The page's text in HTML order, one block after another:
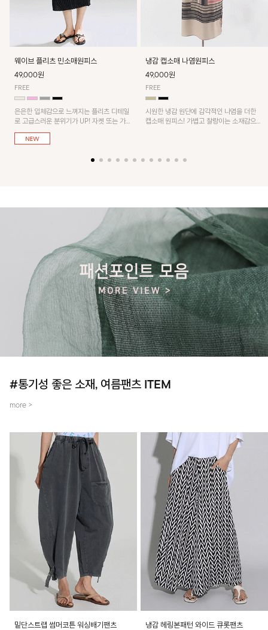
웨이브 플리츠 민소매원피스
49,000원
FREE
은은한 입체감으로 느껴지는 플리츠 디테일
로 고급스러운 분위기가 UP! 자켓 또는 가디
건과 같이 매치해도 잘 어울린답니다!
냉감 캡소매 나염원피스
49,000원
FREE
시원한 냉감 원단에 감각적인 나염을 더한
캡소매 원피스! 가볍고 찰랑이는 소재감으로
#통기성 좋은 소재, 여름팬츠 ITEM
more >
밑단스트랩 썸머코튼 워싱배기팬츠
냉감 헤링본패턴 와이드 큐롯팬츠